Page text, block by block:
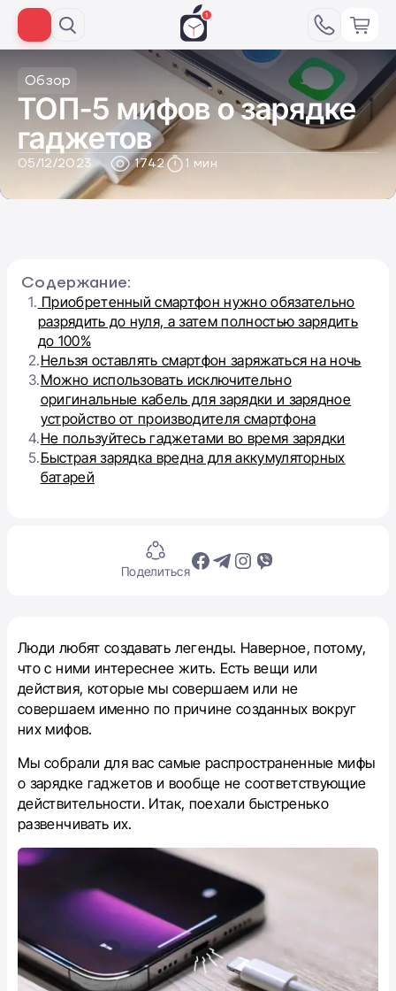
Обзор
ТОП-5 мифов о зарядке
гаджетов
05/12/2023 1742 1 мин
Поделиться
Люди любят создавать легенды. Наверное, потому,
что с ними интереснее жить. Есть вещи или
действия, которые мы совершаем или не
совершаем именно по причине созданных вокруг
них мифов.
Мы собрали для вас самые распространенные мифы
о зарядке гаджетов и вообще не соответствующие
действительности. Итак, поехали быстренько
развенчивать их.
Содержание:
1. Приобретенный смартфон нужно обязательно
разрядить до нуля, а затем полностью зарядить
до 100%
2.Нельзя оставлять смартфон заряжаться на ночь
3.Можно использовать исключительно
оригинальные кабель для зарядки и зарядное
устройство от производителя смартфона
4.Не пользуйтесь гаджетами во время зарядки
5.Быстрая зарядка вредна для аккумуляторных
батарей